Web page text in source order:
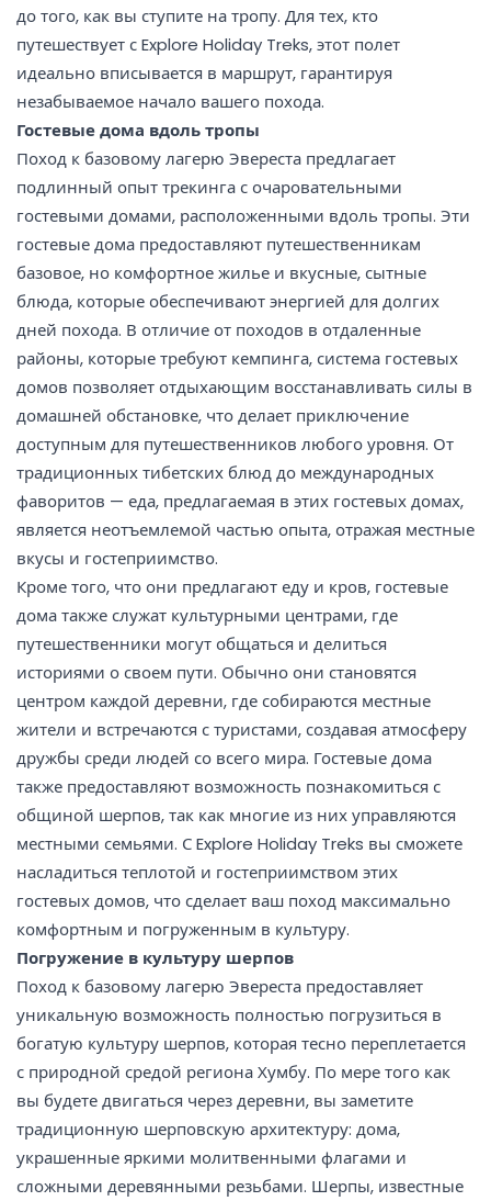
до того, как вы ступите на тропу. Для тех, кто
путешествует с Explore Holiday Treks, этот полет
идеально вписывается в маршрут, гарантируя
незабываемое начало вашего похода.
Гостевые дома вдоль тропы
Поход к базовому лагерю Эвереста предлагает
подлинный опыт трекинга с очаровательными
гостевыми домами, расположенными вдоль тропы. Эти
гостевые дома предоставляют путешественникам
базовое, но комфортное жилье и вкусные, сытные
блюда, которые обеспечивают энергией для долгих
дней похода. В отличие от походов в отдаленные
районы, которые требуют кемпинга, система гостевых
домов позволяет отдыхающим восстанавливать силы в
домашней обстановке, что делает приключение
доступным для путешественников любого уровня. От
традиционных тибетских блюд до международных
фаворитов — еда, предлагаемая в этих гостевых домах,
является неотъемлемой частью опыта, отражая местные
вкусы и гостеприимство.
Кроме того, что они предлагают еду и кров, гостевые
дома также служат культурными центрами, где
путешественники могут общаться и делиться
историями о своем пути. Обычно они становятся
центром каждой деревни, где собираются местные
жители и встречаются с туристами, создавая атмосферу
дружбы среди людей со всего мира. Гостевые дома
также предоставляют возможность познакомиться с
общиной шерпов, так как многие из них управляются
местными семьями. С Explore Holiday Treks вы сможете
насладиться теплотой и гостеприимством этих
гостевых домов, что сделает ваш поход максимально
комфортным и погруженным в культуру.
Погружение в культуру шерпов
Поход к базовому лагерю Эвереста предоставляет
уникальную возможность полностью погрузиться в
богатую культуру шерпов, которая тесно переплетается
с природной средой региона Хумбу. По мере того как
вы будете двигаться через деревни, вы заметите
традиционную шерповскую архитектуру: дома,
украшенные яркими молитвенными флагами и
сложными деревянными резьбами. Шерпы, известные